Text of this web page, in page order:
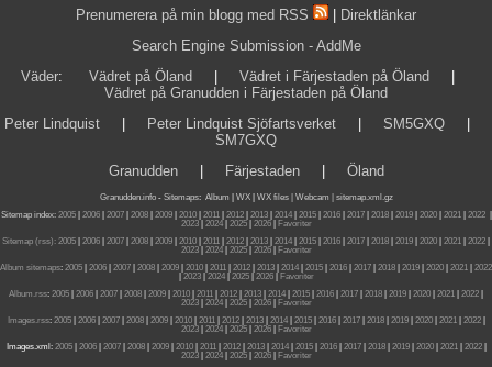
Prenumerera på min blogg med RSS
Direktlänkar
Search Engine Submission - AddMe
Väder: Vädret på Öland Vädret i Färjestaden på Öland
Vädret på Granudden i Färjestaden på Öland
Peter Lindquist
Peter Lindquist Sjöfartsverket SM5GXQ
SM7GXQ
Granudden| Färjestaden| Öland
Granudden.info- Sitemaps: Album WX WX files | Webcam |
sitemap.xml.gz
Sitemap index: 2005| 2006| 2007| 2008| 2009| 2010| 2011| 2012| 2013| 2014| 2015| 2016| 2017| 2018| 2019| 2020| 2021| 2022|
2023| 2024| 2025| 2026|
Favoriter
Sitemap (rss): 2005 2006 2007 2008 2009 2010 2011 2012 2013 2014 2015 2016 2017 2018 2019 2020 2021 2022
2023| 2024| 2025| 2026|
Favoriter
Album sitemaps: 2005 2006 2007 2008 2009 2010 2011 2012 2013 2014 2015 2016 2017 2018 2019 2020 2021
2022
2023| 2024| 2025| 2026|
Favoriter
Album.rss: 2005 2006 2007 2008 2009 2010 2011 2012 2013 2014 2015 2016 2017 2018 2019 2020 2021 2022
2023| 2024| 2025| 2026|
Favoriter
Images.rss: 2005| 2006| 2007| 2008| 2009| 2010| 2011| 2012| 2013| 2014| 2015| 2016| 2017| 2018| 2019| 2020| 2021| 2022|
2023| 2024| 2025| 2026|
Favoriter
Images.xml: 2005| 2006| 2007| 2008| 2009| 2010| 2011| 2012| 2013| 2014| 2015| 2016| 2017| 2018| 2019| 2020| 2021| 2022|
2023| 2024| 2025| 2026|
Favoriter